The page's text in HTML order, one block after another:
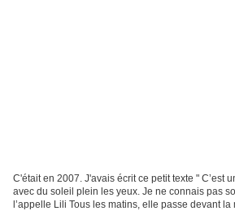
C'était en 2007. J'avais écrit ce petit texte " C’est
avec du soleil plein les yeux. Je ne connais pas
l’appelle Lili Tous les matins, elle passe devant la